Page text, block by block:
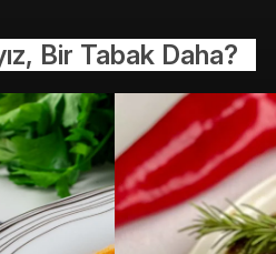
Bir Tabak Daha?